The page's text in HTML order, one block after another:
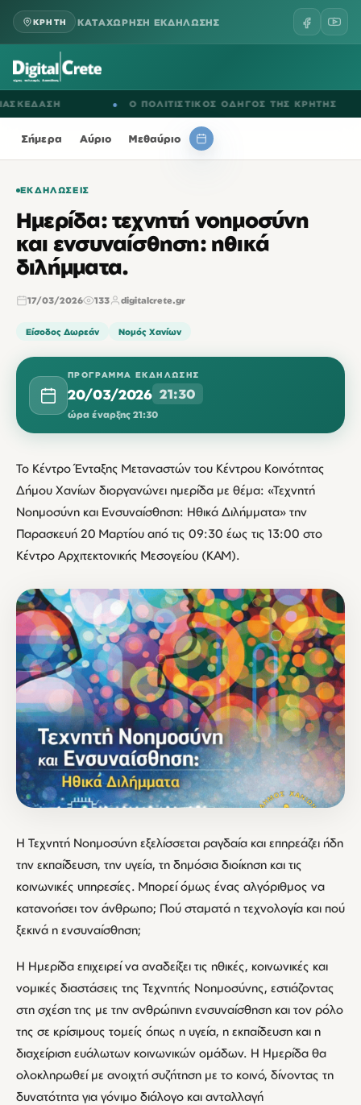
ΚΡΗΤΗ ΚΑΤΑΧΩΡΗΣΗ ΕΚΔΗΛΩΣΗΣ
Ο ΠΟΛΙΤΙΣΤΙΚΟΣ ΟΔΗΓΟΣ ΤΗΣ ΚΡΗΤΗΣ
Σήμερα Αύριο Μεθαύριο
ΕΚΔΗΛΏΣΕΙΣ
Ημερίδα: τεχνητή νοημοσύνη
και ενσυναίσθηση: ηθικά
διλήμματα.
17/03/2026 133 digitalcrete.gr
Είσοδος Δωρεάν Νομός Χανίων
ΠΡΌΓΡΑΜΜΑ ΕΚΔΉΛΩΣΗΣ
20/03/2026 21:30
ώρα έναρξης 21:30
Το Κέντρο Ένταξης Μεταναστών του Κέντρου Κοινότητας
Δήμου Χανίων διοργανώνει ημερίδα με θέμα: «Τεχνητή
Νοημοσύνη και Ενσυναίσθηση: Ηθικά Διλήμματα» την
Παρασκευή 20 Μαρτίου από τις 09:30 έως τις 13:00 στο
Κέντρο Αρχιτεκτονικής Μεσογείου (ΚΑΜ).
Η Τεχνητή Νοημοσύνη εξελίσσεται ραγδαία και επηρεάζει ήδη
την εκπαίδευση, την υγεία, τη δημόσια διοίκηση και τις
κοινωνικές υπηρεσίες. Μπορεί όμως ένας αλγόριθμος να
κατανοήσει τον άνθρωπο; Πού σταματά η τεχνολογία και πού
ξεκινά η ενσυναίσθηση;
Η Ημερίδα επιχειρεί να αναδείξει τις ηθικές, κοινωνικές και
νομικές διαστάσεις της Τεχνητής Νοημοσύνης, εστιάζοντας
στη σχέση της με την ανθρώπινη ενσυναίσθηση και τον ρόλο
της σε κρίσιμους τομείς όπως η υγεία, η εκπαίδευση και η
διαχείριση ευάλωτων κοινωνικών ομάδων. Η Ημερίδα θα
ολοκληρωθεί με ανοιχτή συζήτηση με το κοινό, δίνοντας τη
δυνατότητα για γόνιμο διάλογο και ανταλλαγή